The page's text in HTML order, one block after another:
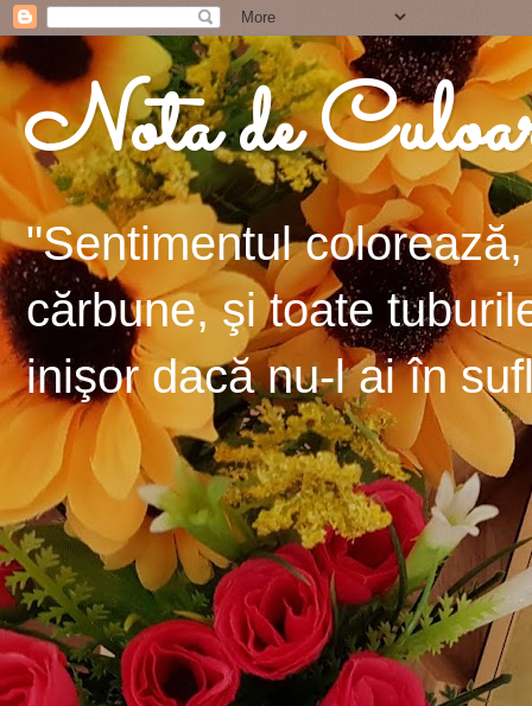
Nota de
"Sentimentul
cărbune, şi toate
inişor dacă nu-l ai în